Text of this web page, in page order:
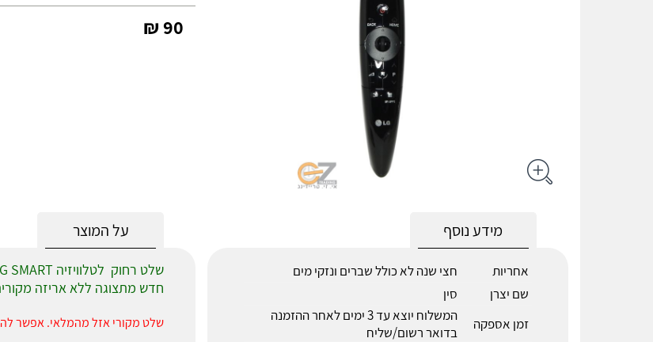
90 ₪
על המוצר
חדש מתצוגה ללא אריזה
שלט מקורי אזל מהמלאי. אפשר
מידע נוסף
אחריות
חצי שנה לא כולל שברים ונזקי מים
שם יצרן
סין
זמן אספקה
המשלוח יוצא עד 3 ימים לאחר ההזמנה
בדואר רשום/שליח